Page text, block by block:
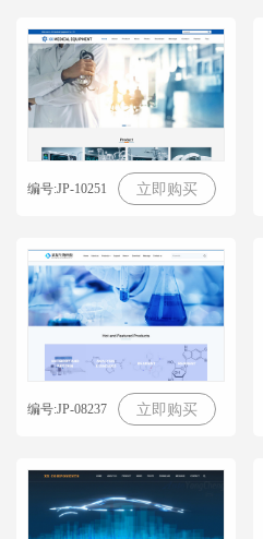
编号:JP-10251 立即购买
编号:JP-08237 立即购买